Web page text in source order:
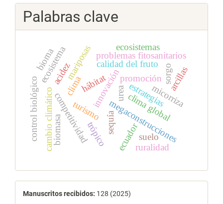
Palabras clave
turismo
competitividad
promoción
estrategias
innovaciónurea
sorgo
megaconstrucciones
calidad del fruto
problemas fitosanitarios
clima global
ecuador
hábitat
mariposas
cambio climático
ecosistema
sequía
suelo
control biológico micorriza
ecosistemas
ruralidad
biomasa
clima
trópico
arcillas
acidez
bioma
estadísticas
Manuscritos recibidos: 128 (2025)